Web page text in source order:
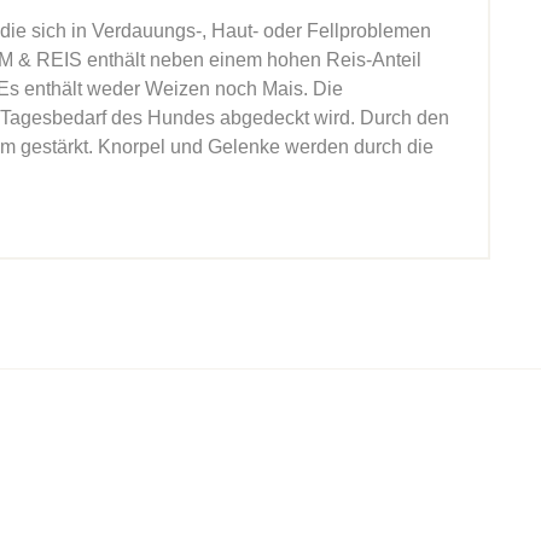
sich in Verdauungs-, Haut- oder Fellproblemen
& REIS enthält neben einem hohen Reis-Anteil
enthält weder Weizen noch Mais. Die
des Hundes abgedeckt wird. Durch den
gestärkt. Knorpel und Gelenke werden durch die